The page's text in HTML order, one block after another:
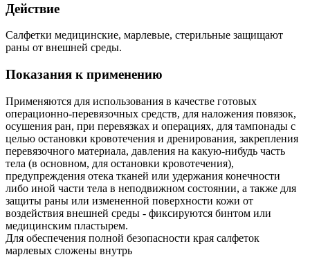
Действие
Салфетки медицинские, марлевые, стерильные защищают
раны от внешней среды.
Показания к применению
Применяются для использования в качестве готовых
операционно-перевязочных средств, для наложения повязок,
осушения ран, при перевязках и операциях, для тампонады с
целью остановки кровотечения и дренирования, закрепления
перевязочного материала, давления на какую-нибудь часть
тела (в основном, для остановки кровотечения),
предупреждения отека тканей или удержания конечности
либо иной части тела в неподвижном состоянии, а также для
защиты раны или измененной поверхности кожи от
воздействия внешней среды - фиксируются бинтом или
медицинским пластырем.
Для обеспечения полной безопасности края салфеток
марлевых сложены внутрь